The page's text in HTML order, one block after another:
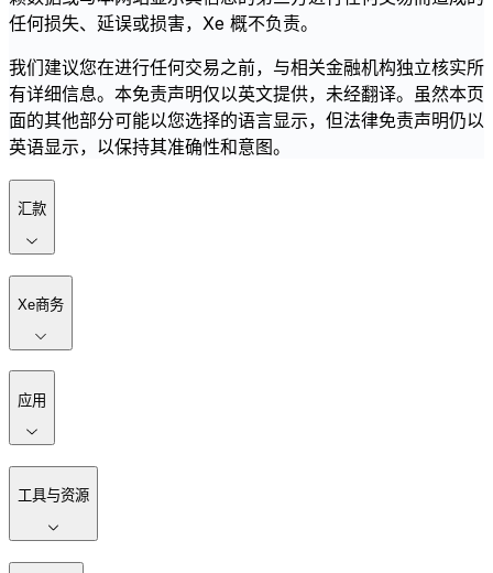
任何损失、延误或损害，Xe 概不负责。
我们建议您在进行任何交易之前，与相关金融机构独立核实所
有详细信息。本免责声明仅以英文提供，未经翻译。虽然本页
面的其他部分可能以您选择的语言显示，但法律免责声明仍以
英语显示，以保持其准确性和意图。
汇款
Xe商务
应用
工具与资源